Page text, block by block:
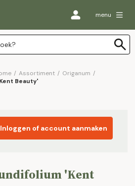
menu
/ Assortiment / Origanum /
Beauty'
Inloggen of account aanmaken
'Kent